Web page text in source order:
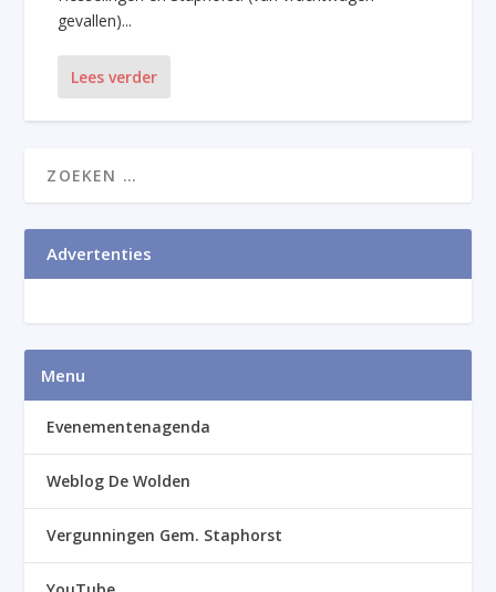
gevallen)...
Lees verder
Advertenties
Menu
Evenementenagenda
Weblog De Wolden
Vergunningen Gem. Staphorst